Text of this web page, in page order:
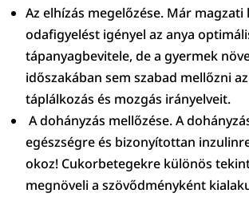
Az elhízás megelőzése. Már magzati
odafigyelést igényel az anya
tápanyagbevitele, de a gyermek
időszakában sem szabad mellőzni
táplálkozás és mozgás irányelveit.
A dohányzás mellőzése. A
egészségre és bizonyítottan
okoz! Cukorbetegekre különös
megnöveli a szövődményként